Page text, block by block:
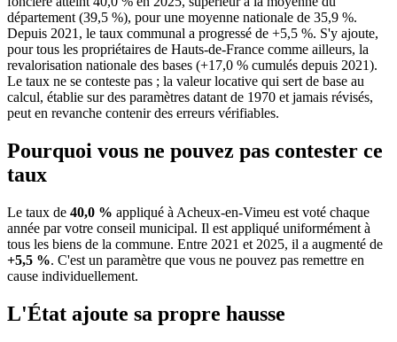
département (39,5 %), pour une moyenne nationale de 35,9 %.
Depuis 2021, le taux communal a progressé de +5,5 %. S'y ajoute,
pour tous les propriétaires de Hauts-de-France comme ailleurs, la
revalorisation nationale des bases (+17,0 % cumulés depuis 2021).
Le taux ne se conteste pas ; la valeur locative qui sert de base au
calcul, établie sur des paramètres datant de 1970 et jamais révisés,
peut en revanche contenir des erreurs vérifiables.
Pourquoi vous ne pouvez pas contester ce
taux
Le taux de 40,0 % appliqué à Acheux-en-Vimeu est voté chaque
année par votre conseil municipal. Il est appliqué uniformément à
tous les biens de la commune. Entre 2021 et 2025, il a augmenté de
+5,5 %. C'est un paramètre que vous ne pouvez pas remettre en
cause individuellement.
L'État ajoute sa propre hausse